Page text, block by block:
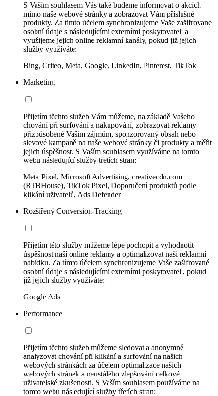
S Vaším souhlasem Vás také budeme informovat o akcích
mimo naše webové stránky a zobrazovat Vám příslušné
produkty. Za tímto účelem synchronizujeme Vaše zašifrované
osobní údaje s následujícími externími poskytovateli a
využijeme jejich online reklamní kanály, pokud již jejich
služby využíváte:
Bing, Criteo, Meta, Google, LinkedIn, Pinterest, TikTok
Marketing
Přijetím těchto služeb Vám můžeme, na základě Vašeho
chování při surfování a nakupování, zobrazovat reklamy
přizpůsobené Vašim zájmům, sponzorovaný obsah nebo
slevové kampaně na naše webové stránky či produkty a měřit
jejich úspěšnost. S Vaším souhlasem využíváme na tomto
webu následující služby třetích stran:
Meta-Pixel, Microsoft Advertising, creativecdn.com
(RTBHouse), TikTok Pixel, Doporučení produktů podle
klikání uživatelů, Ads Defender
Rozšířený Conversion-Tracking
Přijetím této služby můžeme lépe pochopit a vyhodnotit
úspěšnost naší online reklamy a optimalizovat naši reklamní
nabídku. Za tímto účelem synchronizujeme Vaše zašifrované
osobní údaje s následujícími externími poskytovateli, pokud
již jejich služby využíváte:
Google Ads
Performance
Přijetím těchto služeb můžeme sledovat a anonymně
analyzovat chování při klikání a surfování na našich
webových stránkách za účelem optimalizace našich
webových stránek a neustálého zlepšování celkové
uživatelské zkušenosti. S Vaším souhlasem používáme na
tomto webu následující služby třetích stran: